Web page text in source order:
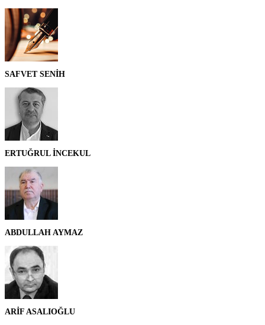
SAFVET SENİH
ERTUĞRUL İNCEKUL
ABDULLAH AYMAZ
ARİF ASALIOĞLU